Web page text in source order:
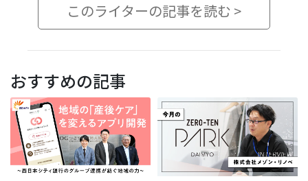
このライターの記事を読む >
おすすめの記事